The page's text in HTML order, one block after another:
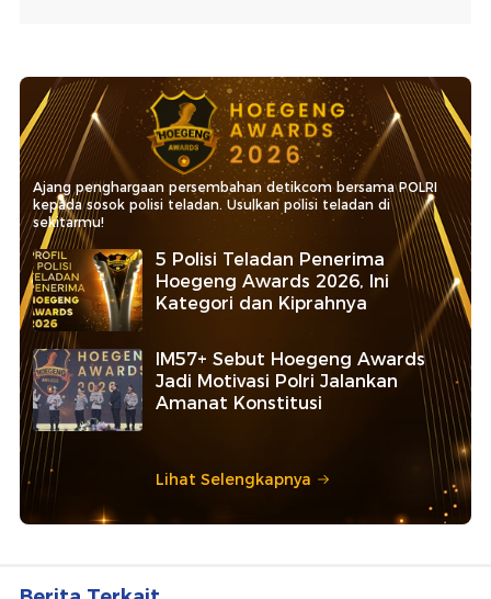
Ajang penghargaan persembahan detikcom bersama POLRI
kepada sosok polisi teladan. Usulkan polisi teladan di
sekitarmu!
5 Polisi Teladan Penerima
Hoegeng Awards 2026, Ini
Kategori dan Kiprahnya
IM57+ Sebut Hoegeng Awards
Jadi Motivasi Polri Jalankan
Amanat Konstitusi
Lihat Selengkapnya